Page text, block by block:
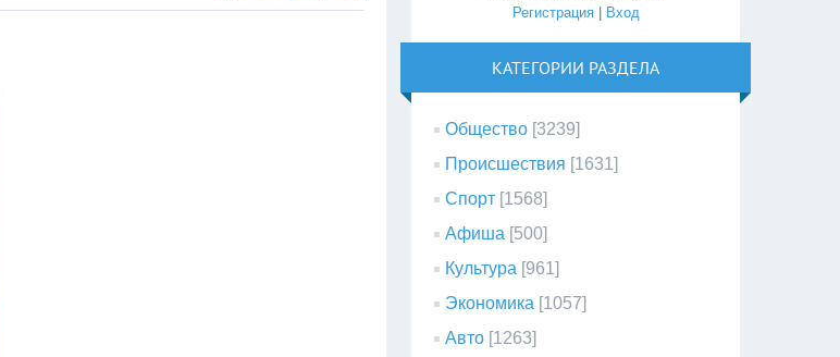
Регистрация| Вход
КАТЕГОРИИ РАЗДЕЛА
Общество [3239]
Происшествия [1631]
Спорт [1568]
Афиша [500]
Культура [961]
Экономика [1057]
Авто [1263]